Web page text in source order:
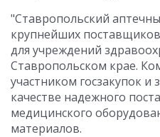
"Ставропольский
крупнейших
для учреждений
Ставропольском крае.
участником госзакупок и
качестве надежного
медицинского
материалов.